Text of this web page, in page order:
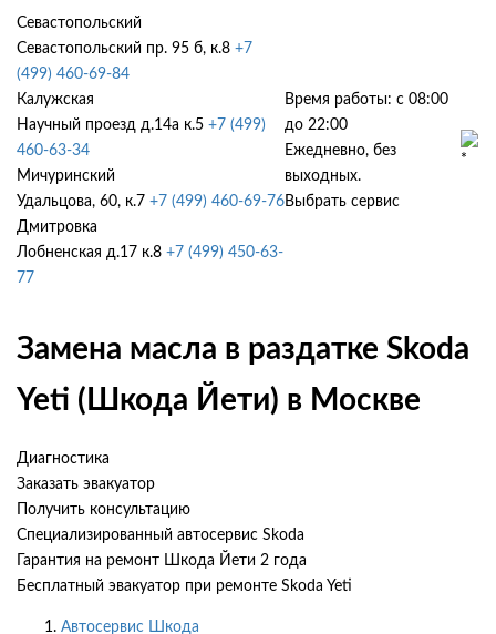
Севастопольский
Севастопольский пр. 95 б, к.8 +7
(499) 460-69-84
Калужская
Научный проезд д.14а к.5 +7 (499)
460-63-34
Мичуринский
Удальцова, 60, к.7 +7 (499) 460-69-76
Дмитровка
Лобненская д.17 к.8 +7 (499) 450-63-
77
Время работы: с 08:00
до 22:00
Ежедневно, без
выходных.
Выбрать сервис
Замена масла в раздатке Skoda
Yeti (Шкода Йети) в Москве
Диагностика
Заказать эвакуатор
Получить консультацию
Специализированный автосервис Skoda
Гарантия на ремонт Шкода Йети 2 года
Бесплатный эвакуатор при ремонте Skoda Yeti
Автосервис Шкода